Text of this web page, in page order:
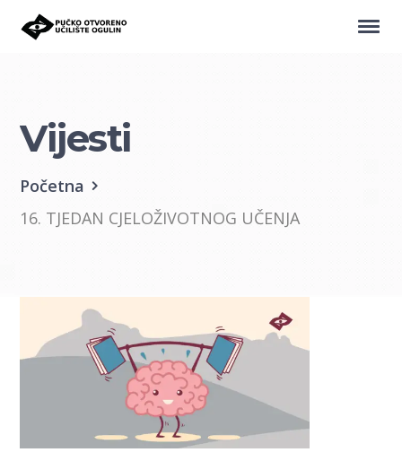
Vijesti
Početna
16. TJEDAN CJELOŽIVOTNOG UČENJA